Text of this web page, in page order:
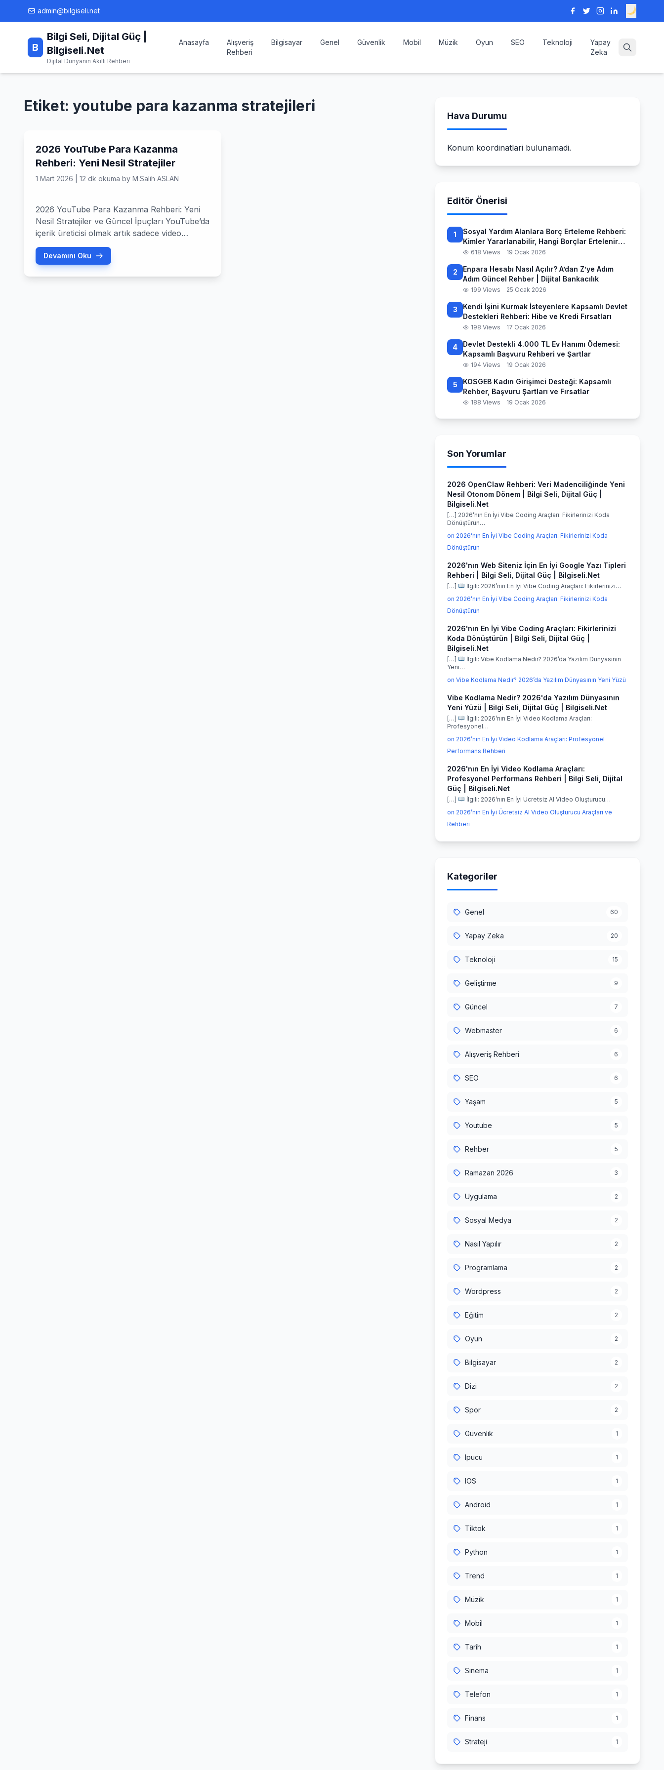
admin@bilgiseli.net
B
Bilgi Seli, Dijital Güç |
Bilgiseli.Net
Dijital Dünyanın Akıllı Rehberi
Anasayfa
Alışveriş
Rehberi
Bilgisayar Genel Güvenlik Mobil Müzik Oyun SEO Teknoloji
Yapay
Zeka
Etiket: youtube para kazanma stratejileri
2026 YouTube Para Kazanma
Rehberi: Yeni Nesil Stratejiler
1 Mart 2026 12 dk okuma by M.Salih ASLAN
2026 YouTube Para Kazanma Rehberi: Yeni
Nesil Stratejiler ve Güncel İpuçları YouTube’da
içerik üreticisi olmak artık sadece video
yüklemekten çok daha fazlasını ifade ediyor;
bugün bir dijital ekosistem yönetiyoruz. 2026
yılında youtube para kazanma süreçleri,
Devamını Oku
Hava Durumu
Konum koordinatlari bulunamadi.
Editör Önerisi
1
Sosyal Yardım Alanlara Borç Erteleme Rehberi:
Kimler Yararlanabilir, Hangi Borçlar Ertelenir
ve Başvuru Süreci
618 Views 19 Ocak 2026
2
Enpara Hesabı Nasıl Açılır? A’dan Z’ye Adım
Adım Güncel Rehber | Dijital Bankacılık
199 Views 25 Ocak 2026
3
Kendi İşini Kurmak İsteyenlere Kapsamlı Devlet
Destekleri Rehberi: Hibe ve Kredi Fırsatları
198 Views 17 Ocak 2026
4
Devlet Destekli 4.000 TL Ev Hanımı Ödemesi:
Kapsamlı Başvuru Rehberi ve Şartlar
194 Views 19 Ocak 2026
5
KOSGEB Kadın Girişimci Desteği: Kapsamlı
Rehber, Başvuru Şartları ve Fırsatlar
188 Views 19 Ocak 2026
Son Yorumlar
2026 OpenClaw Rehberi: Veri Madenciliğinde Yeni
Nesil Otonom Dönem | Bilgi Seli, Dijital Güç |
Bilgiseli.Net
[…] 2026’nın En İyi Vibe Coding Araçları: Fikirlerinizi Koda
Dönüştürün…
on 2026’nın En İyi Vibe Coding Araçları: Fikirlerinizi Koda
Dönüştürün
2026'nın Web Siteniz İçin En İyi Google Yazı Tipleri
Rehberi | Bilgi Seli, Dijital Güç | Bilgiseli.Net
[…]
İlgili: 2026’nın En İyi Vibe Coding Araçları: Fikirlerinizi…
on 2026’nın En İyi Vibe Coding Araçları: Fikirlerinizi Koda
Dönüştürün
2026'nın En İyi Vibe Coding Araçları: Fikirlerinizi
Koda Dönüştürün | Bilgi Seli, Dijital Güç |
Bilgiseli.Net
[…]
İlgili: Vibe Kodlama Nedir? 2026’da Yazılım Dünyasının
Yeni…
on Vibe Kodlama Nedir? 2026’da Yazılım Dünyasının Yeni Yüzü
Vibe Kodlama Nedir? 2026'da Yazılım Dünyasının
Yeni Yüzü | Bilgi Seli, Dijital Güç | Bilgiseli.Net
[…]
İlgili: 2026’nın En İyi Video Kodlama Araçları:
Profesyonel…
on 2026’nın En İyi Video Kodlama Araçları: Profesyonel
Performans Rehberi
2026'nın En İyi Video Kodlama Araçları:
Profesyonel Performans Rehberi | Bilgi Seli, Dijital
Güç | Bilgiseli.Net
[…]
İlgili: 2026’nın En İyi Ücretsiz AI Video Oluşturucu…
on 2026’nın En İyi Ücretsiz AI Video Oluşturucu Araçları ve
Rehberi
Kategoriler
Genel 60
Yapay Zeka 20
Teknoloji 15
Geliştirme 9
Güncel 7
Webmaster 6
Alışveriş Rehberi 6
SEO 6
Yaşam 5
Youtube 5
Rehber 5
Ramazan 2026 3
Uygulama 2
Sosyal Medya 2
Nasıl Yapılır 2
Programlama 2
Wordpress 2
Eğitim 2
Oyun 2
Bilgisayar 2
Dizi 2
Spor 2
Güvenlik 1
Ipucu 1
IOS 1
Android 1
Tiktok 1
Python 1
Trend 1
Müzik 1
Mobil 1
Tarih 1
Sinema 1
Telefon 1
Finans 1
Strateji 1